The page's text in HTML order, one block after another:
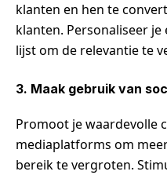
klanten en hen te
klanten. Personaliseer
lijst om de relevantie te
3. Maak gebruik van
Promoot je waardevolle
mediaplatforms om
bereik te vergroten.